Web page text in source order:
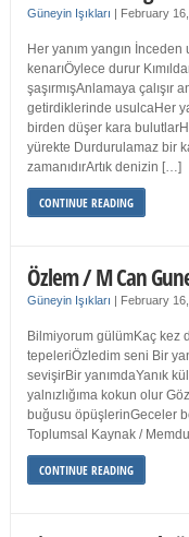
Güneyin Işıkları | February
Her yanım yangın
kenarıÖylece durur
şaşırmışAnlamaya çalışır
getirdiklerinde usulcaHer
birden düşer kara
yürekte Durdurulamaz bir
zamanıdırArtık denizin […]
CONTINUE READING
Özlem / M Can
Güneyin Işıkları | February
Bilmiyorum gülümKaç kez
tepeleriÖzledim seni Bir
sevişirBir yanımdaYanık
yalnızlığıma kokun olur
buğusu öpüşlerinGeceler
Toplumsal Kaynak /
CONTINUE READING